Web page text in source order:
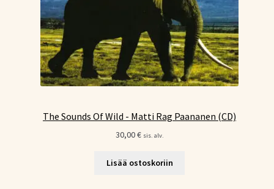
The Sounds Of Wild - Matti Rag Paananen (CD)
30,00€ sis. alv.
Lisää ostoskoriin